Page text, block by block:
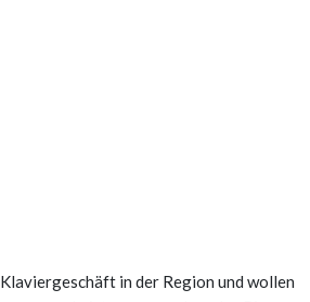
in der Region und wollen